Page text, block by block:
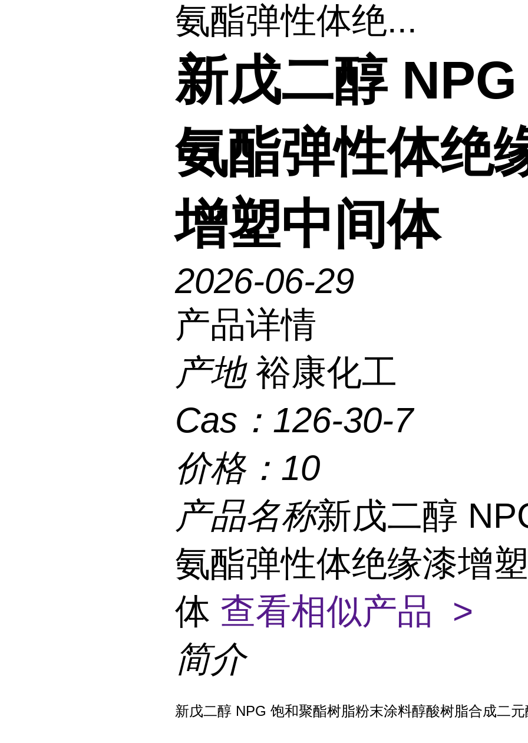
氨酯弹性体绝...
新戊二醇
氨酯弹性体绝
增塑中间体
2026-06-29
产品详情
产地 裕康化工
Cas： 126-30-7
价格： 10
产品名称新戊二醇
氨酯弹性体绝缘漆增
体 查看相似产品 >
简介
新戊二醇 NPG 饱和聚酯树脂粉末涂料醇酸树脂合成二